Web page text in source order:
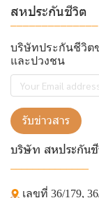
สหประกันชีวิต
บริษัทประกันชีวิ
และปวงชน
รับข่าวสาร
บริษัท สหประกัน
เลขที่ 36/179,